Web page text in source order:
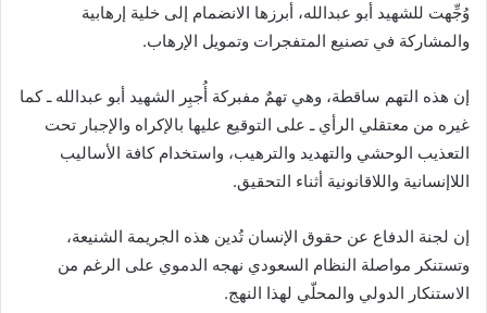
وُجِّهت للشهيد أبو عبدالله، أبرزها الانضمام إلى خلية إرهابية
والمشاركة في تصنيع المتفجرات وتمويل الإرهاب.
إن هذه التهم ساقطة، وهي تهمٌ مفبركة أُجبِر الشهيد أبو عبدالله ـ كما
غيره من معتقلي الرأي ـ على التوقيع عليها بالإكراه والإجبار تحت
التعذيب الوحشي والتهديد والترهيب، واستخدام كافة الأساليب
اللاإنسانية واللاقانونية أثناء التحقيق.
إن لجنة الدفاع عن حقوق الإنسان تُدين هذه الجريمة الشنيعة،
وتستنكر مواصلة النظام السعودي نهجه الدموي على الرغم من
الاستنكار الدولي والمحلّي لهذا النهج.